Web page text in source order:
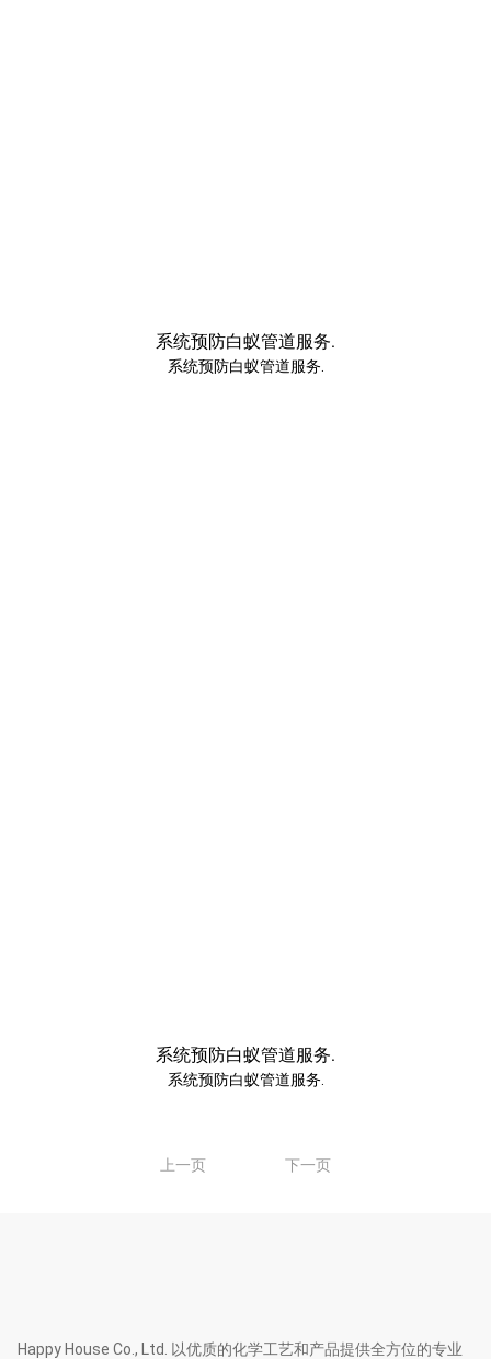
系统预防白蚁管道服务.
系统预防白蚁管道服务.
系统预防白蚁管道服务.
系统预防白蚁管道服务.
上一页 下一页
Happy House Co., Ltd. 以优质的化学工艺和产品提供全方位的专业